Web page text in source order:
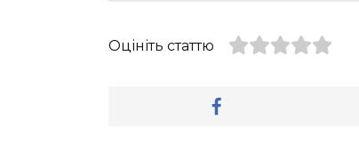
Оцініть статтю